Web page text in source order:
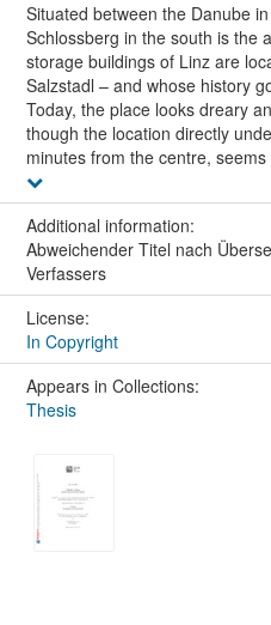
Situated between the Danube
Schlossberg in the south is the
storage buildings of Linz are
Salzstadl – and whose history
Today, the place looks dreary
though the location directly
minutes from the centre,
Additional information:
Abweichender Titel nach
Verfassers
License:
In Copyright
Appears in Collections:
Thesis